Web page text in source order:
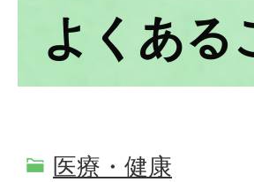
よくある
医療・健康